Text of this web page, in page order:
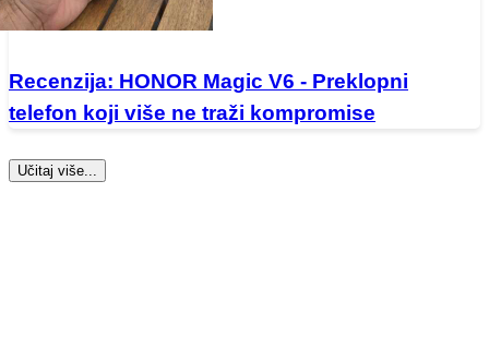
Recenzija: HONOR Magic V6 - Preklopni
telefon koji više ne traži kompromise
Učitaj više...